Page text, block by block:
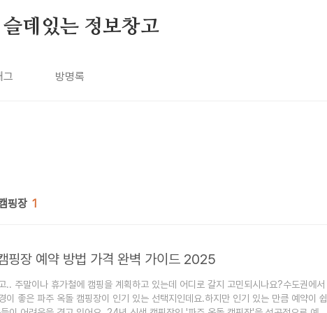
데있는 정보창고
그 방명록
핑장 1
핑장 예약 방법 가격 완벽 가이드 2025
.. 주말이나 휴가철에 캠핑을 계획하고 있는데 어디로 갈지 고민되시나요?수도권에서
이 좋은 파주 옥돌 캠핑장이 인기 있는 선택지인데요.하지만 인기 있는 만큼 예약이 쉽